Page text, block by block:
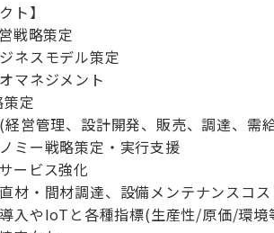
ト】
戦略策定
ネスモデル策定
マネジメント
定
経営管理、設計開発、販売、調達、需
ミー戦略策定・実行支援
ービス強化
材・間材調達、設備メンテナンスコ
入やIoTと各種指標(生産性/原価/環境